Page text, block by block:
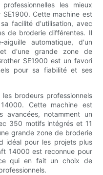
les mieux
Cette machine est
facilité d'utilisation, avec
de broderie différentes. Il
automatique, d'un
d'une grande zone de
SE1900 est un favori
pour sa fiabilité et ses
brodeurs professionnels
Cette machine est
avancées, notamment un
350 motifs intégrés et 11
grande zone de broderie
idéal pour les projets plus
14000 est reconnue pour
qui en fait un choix de